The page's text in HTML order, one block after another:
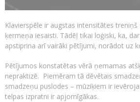
Klavierspēle ir augstas intensitātes
ķermeņa iesaisti. Tādēļ tikai loģiski, ka,
apstiprina arī vairāki pētījumi, norādot uz
Pētījumos konstatētas vērā ņemamas
nepraktizē. Piemēram tā dēvētais
smadzeņu puslodes – mūziķiem ir
telpas izpratni ir apjomīgākas.